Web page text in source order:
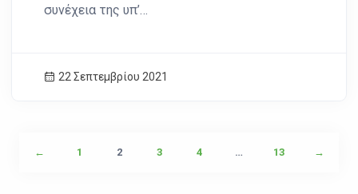
συνέχεια της υπ’…
22 Σεπτεμβρίου 2021
← 1 2 3 4 … 13 →